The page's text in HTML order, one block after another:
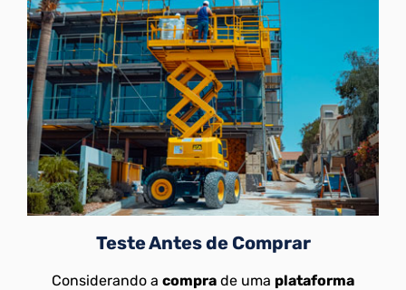
Teste Antes de Comprar
Considerando a compra de uma plataforma